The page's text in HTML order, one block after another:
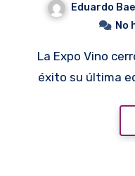
Eduardo
No
La Expo Vino cerró nuevamente con mucho
éxito su última